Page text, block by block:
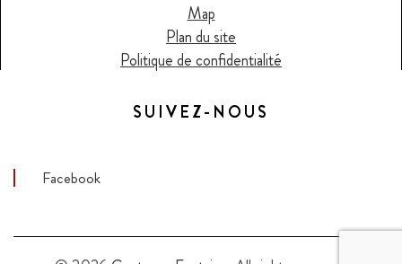
Map
Plan du site
Politique de confidentialité
SUIVEZ-NOUS
Facebook